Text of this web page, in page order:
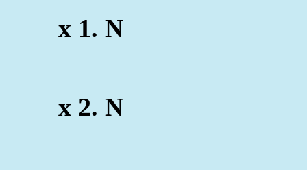
x 1. N
x 2. N